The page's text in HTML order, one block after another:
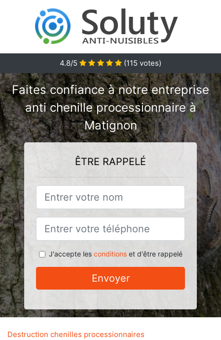
4.8/5 (115 votes)
Faites confiance à notre entreprise
anti chenille processionnaire à
Matignon
ÊTRE RAPPELÉ
J'accepte les conditionset d'être rappelé
Envoyer
Destruction chenilles processionnaires